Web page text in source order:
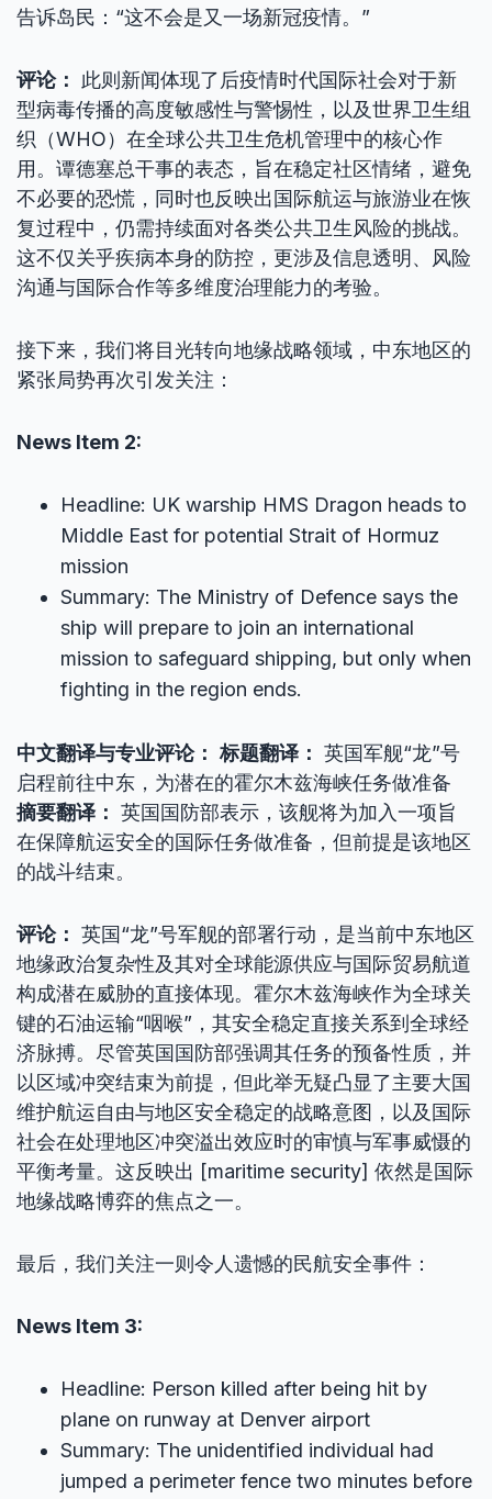
告诉岛民：“这不会是又一场新冠疫情。”
评论：
此则新闻体现了后疫情时代国际社会对于新
型病毒传播的高度敏感性与警惕性，以及世界卫生组
织（WHO）在全球公共卫生危机管理中的核心作
用。谭德塞总干事的表态，旨在稳定社区情绪，避免
不必要的恐慌，同时也反映出国际航运与旅游业在恢
复过程中，仍需持续面对各类公共卫生风险的挑战。
这不仅关乎疾病本身的防控，更涉及信息透明、风险
沟通与国际合作等多维度治理能力的考验。
接下来，我们将目光转向地缘战略领域，中东地区的
紧张局势再次引发关注：
News Item 2:
Headline: UK warship HMS Dragon heads to
Middle East for potential Strait of Hormuz
mission
Summary: The Ministry of Defence says the
ship will prepare to join an international
mission to safeguard shipping, but only when
fighting in the region ends.
中文翻译与专业评论： 标题翻译： 英国军舰“龙”号
启程前往中东，为潜在的霍尔木兹海峡任务做准备
摘要翻译： 英国国防部表示，该舰将为加入一项旨
在保障航运安全的国际任务做准备，但前提是该地区
的战斗结束。
评论： 英国“龙”号军舰的部署行动，是当前中东地区
地缘政治复杂性及其对全球能源供应与国际贸易航道
构成潜在威胁的直接体现。霍尔木兹海峡作为全球关
键的石油运输“咽喉”，其安全稳定直接关系到全球经
济脉搏。尽管英国国防部强调其任务的预备性质，并
以区域冲突结束为前提，但此举无疑凸显了主要大国
维护航运自由与地区安全稳定的战略意图，以及国际
社会在处理地区冲突溢出效应时的审慎与军事威慑的
平衡考量。这反映出 [maritime security] 依然是国际
地缘战略博弈的焦点之一。
最后，我们关注一则令人遗憾的民航安全事件：
News Item 3:
Headline: Person killed after being hit by
plane on runway at Denver airport
Summary: The unidentified individual had
jumped a perimeter fence two minutes before